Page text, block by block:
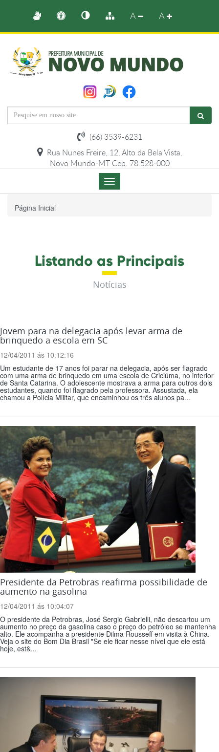
A A
(66) 3539-6231
Rua Nunes Freire, 12, Alto da Bela Vista,
Novo Mundo-MT Cep. 78.528-000
Menu
de
Página Inicial
Listando as Principais
Notícias
Jovem para na delegacia após levar arma de
brinquedo a escola em SC
12/04/2011 ás 10:12:16
Um estudante de 17 anos foi parar na delegacia, após ser flagrado
com uma arma de brinquedo em uma escola de Criciúma, no interior
de Santa Catarina. O adolescente mostrava a arma para outros dois
estudantes, quando foi flagrado pela professora. Assustada, ela
chamou a Polícia Militar, que encaminhou os três alunos pa...
Presidente da Petrobras reafirma possibilidade de
aumento na gasolina
12/04/2011 ás 10:04:07
O presidente da Petrobras, José Sergio Gabrielli, não descartou um
aumento no preço da gasolina caso o preço do petróleo se mantenha
alto. Ele acompanha a presidente Dilma Rousseff em visita à China.
Veja o site do Bom Dia Brasil "Se ele ficar nesse nível que ele está
hoje, est&...